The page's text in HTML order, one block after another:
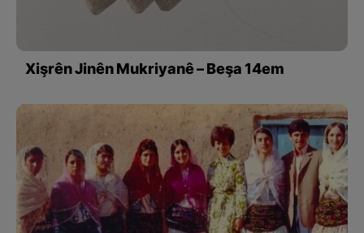
Xişrên Jinên Mukriyanê – Beşa 14em